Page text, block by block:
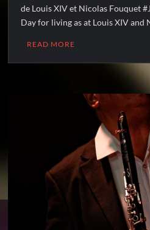
de Louis XIV et Nicolas Fouquet
Day for living as at Louis XIV and
READ MORE